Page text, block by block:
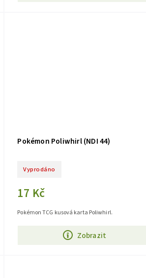
Pokémon Poliwhirl (NDI 44)
Vyprodáno
17 Kč
Zobrazit
Pokémon TCG kusová karta Poliwhirl.